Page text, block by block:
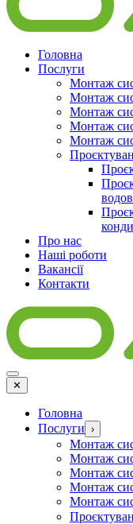
Головна
Послуги
Монтаж
Монтаж
Монтаж
Монтаж
Монтаж
Про нас
Наші роботи
Вакансії
Контакти
✕
Головна
Послуги ›
Монтаж
Монтаж
Монтаж
Монтаж
Монтаж